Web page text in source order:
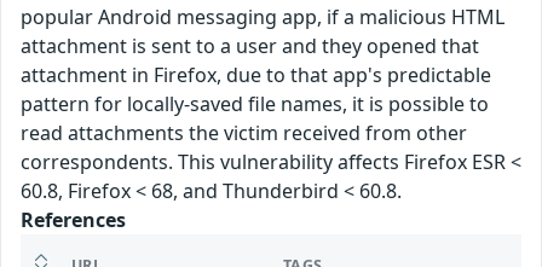
popular Android messaging app, if a malicious HTML
attachment is sent to a user and they opened that
attachment in Firefox, due to that app's predictable
pattern for locally-saved file names, it is possible to
read attachments the victim received from other
correspondents. This vulnerability affects Firefox ESR <
60.8, Firefox < 68, and Thunderbird < 60.8.
References